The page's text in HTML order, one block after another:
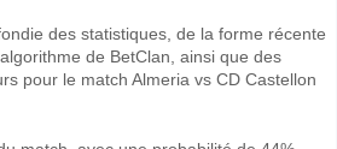
des statistiques, de la forme récente
de BetClan, ainsi que des
pour le match Almeria vs CD Castellon